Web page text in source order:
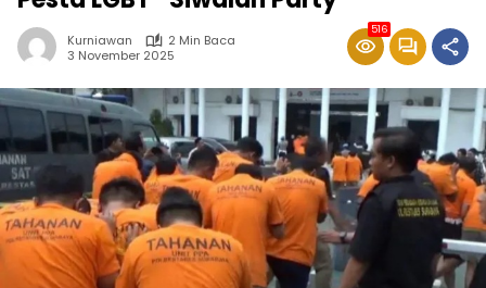
Kurniawan
2 Min Baca
3 November 2025
516